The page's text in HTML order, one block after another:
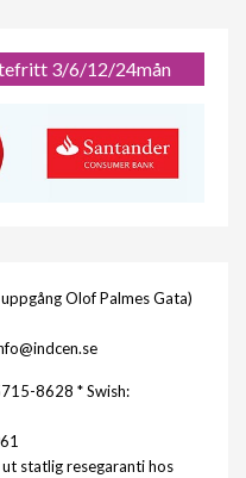
3/6/12/24mån
Olof Palmes Gata)
8628 * Swish:
statlig resegaranti hos